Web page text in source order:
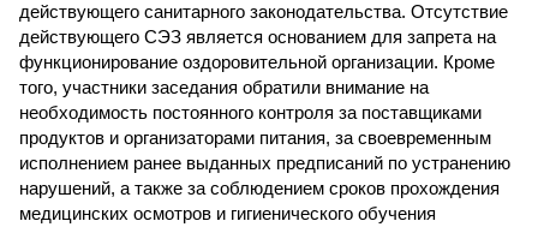
действующего санитарного законодательства. Отсутствие
действующего СЭЗ является основанием для запрета на
функционирование оздоровительной организации. Кроме
того, участники заседания обратили внимание на
необходимость постоянного контроля за поставщиками
продуктов и организаторами питания, за своевременным
исполнением ранее выданных предписаний по устранению
нарушений, а также за соблюдением сроков прохождения
медицинских осмотров и гигиенического обучения